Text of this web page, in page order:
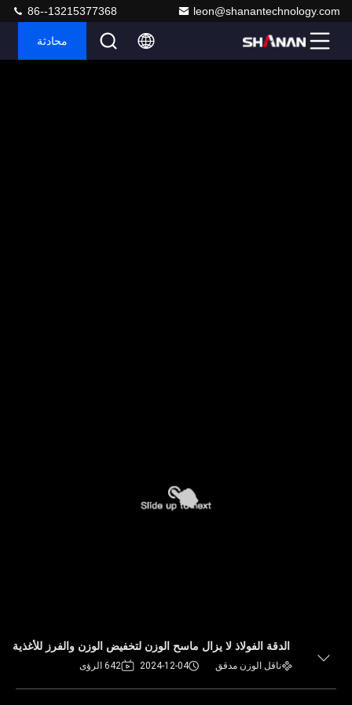
leon@shanantechnology.com
86--13215377368
محادثة
الدقة الفولاذ لا يزال ماسح الوزن لتخفيض الوزن والفرز للأغذية
ناقل الوزن مدقق 2024-12-04 642 الرؤى